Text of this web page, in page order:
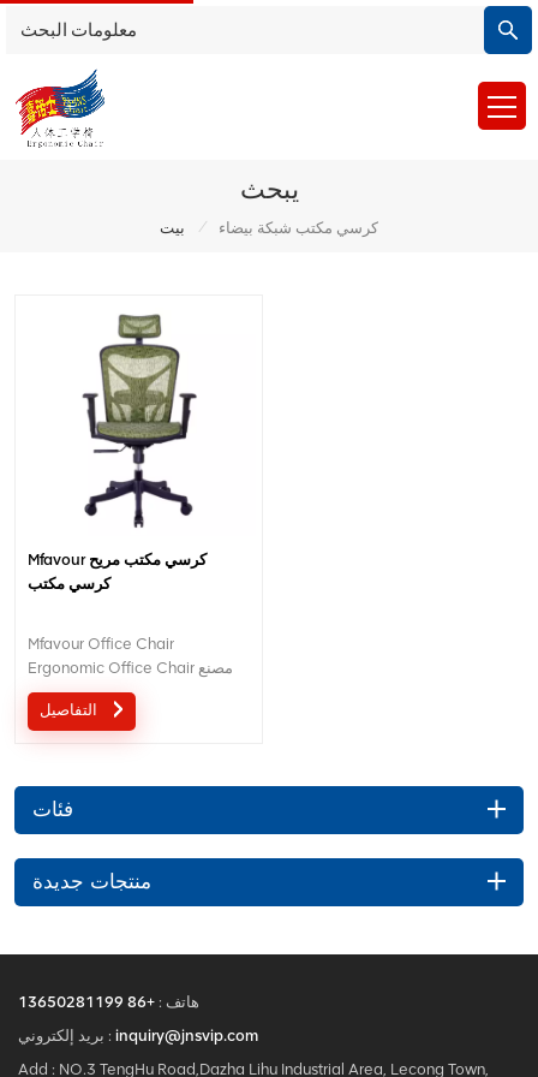
يبحث
بيت / كرسي مكتب شبكة بيضاء
Mfavour كرسي مكتب مريح
كرسي مكتب
Mfavour Office Chair
Ergonomic Office Chair مصنع
يقع في الصين.
فئات
منتجات جديدة
هاتف : +86 13650281199
بريد إلكتروني : inquiry@jnsvip.com
Add : NO.3 TengHu Road,Dazha Lihu Industrial Area, Lecong Town,